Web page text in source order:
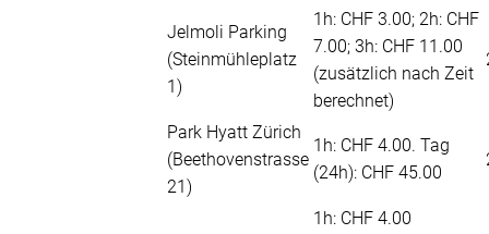
Jelmoli Parking
(Steinmühleplatz
1)
1h: CHF 3.00; 2h: CHF
7.00; 3h: CHF 11.00
(zusätzlich nach Zeit
berechnet)
Park Hyatt Zürich
(Beethovenstrasse
21)
1h: CHF 4.00. Tag
(24h): CHF 45.00
1h: CHF 4.00